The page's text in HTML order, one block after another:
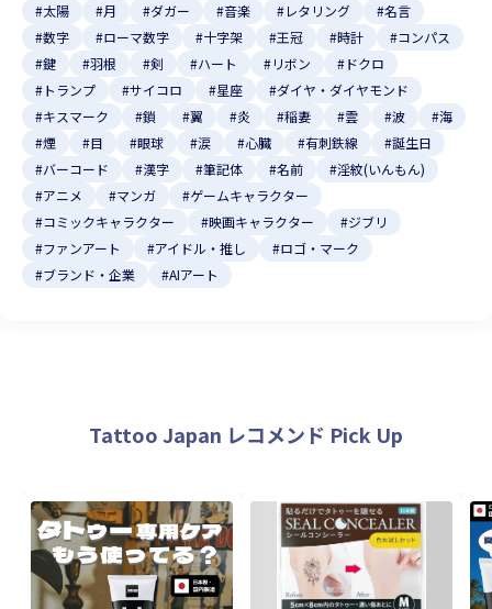
#太陽
#月 #ダガー #音楽 #レタリング
#名言
#数字
#ローマ数字 #十字架 #王冠 #時計
#コンパス
#鍵
#羽根 #剣 #ハート #リボン
#ドクロ
#トランプ
#サイコロ #星座
#ダイヤ・ダイヤモンド
#キスマーク
#鎖 #翼 #炎 #稲妻 #雲 #波
#海
#煙
#目 #眼球 #涙 #心臓 #有刺鉄線
#誕生日
#バーコード
#漢字 #筆記体 #名前
#淫紋(いんもん)
#アニメ
#マンガ
#ゲームキャラクター
#コミックキャラクター
#映画キャラクター
#ジブリ
#ファンアート
#アイドル・推し
#ロゴ・マーク
#ブランド・企業
#AIアート
Tattoo Japan レコメンド Pick Up